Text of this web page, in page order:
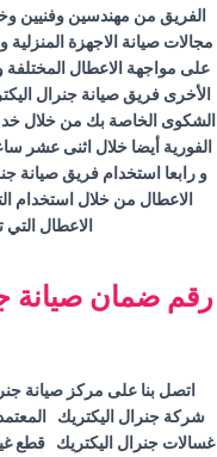
الفريق من مهندسين وفنيين
مجالات صيانة الاجهزة
على مواجهة الاعطال
الشكوى الخاصة بك من خلال
الفورية أيضا خلال اثنى عشر
و رابعا استخدام فريق صيانة
الاعطال من خلال استخدام
الاعطال
رقم ضمان صيانة
اتصل بنا على مركز صيانة
شركة جنرال اليكتريك
غسالات جنرال اليكتريك قطع